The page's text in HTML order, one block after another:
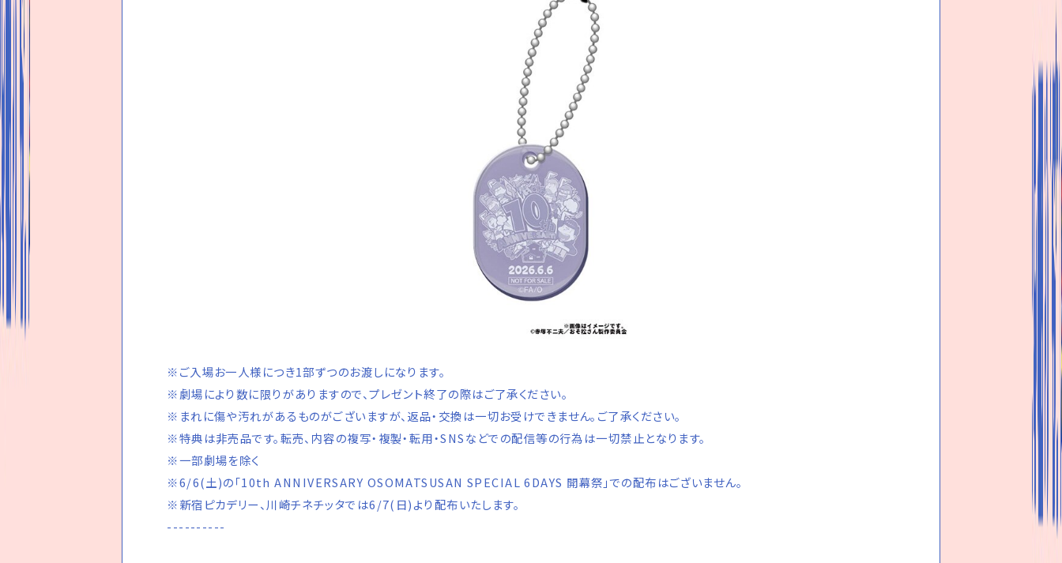
※ご入場お一人様につき1部ずつのお渡しになります。
※劇場により数に限りがありますので、プレゼント終了の際はご了承ください。
※まれに傷や汚れがあるものがございますが、返品・交換は一切お受けできません。ご了承ください。
※特典は非売品です。転売、内容の複写・複製・転用・SNSなどでの配信等の行為は一切禁止となります。
※一部劇場を除く
※6/6(土)の「10th ANNIVERSARY OSOMATSUSAN SPECIAL 6DAYS 開幕祭」での配布はございません。
※新宿ピカデリー、川崎チネチッタでは6/7(日)より配布いたします。
----------